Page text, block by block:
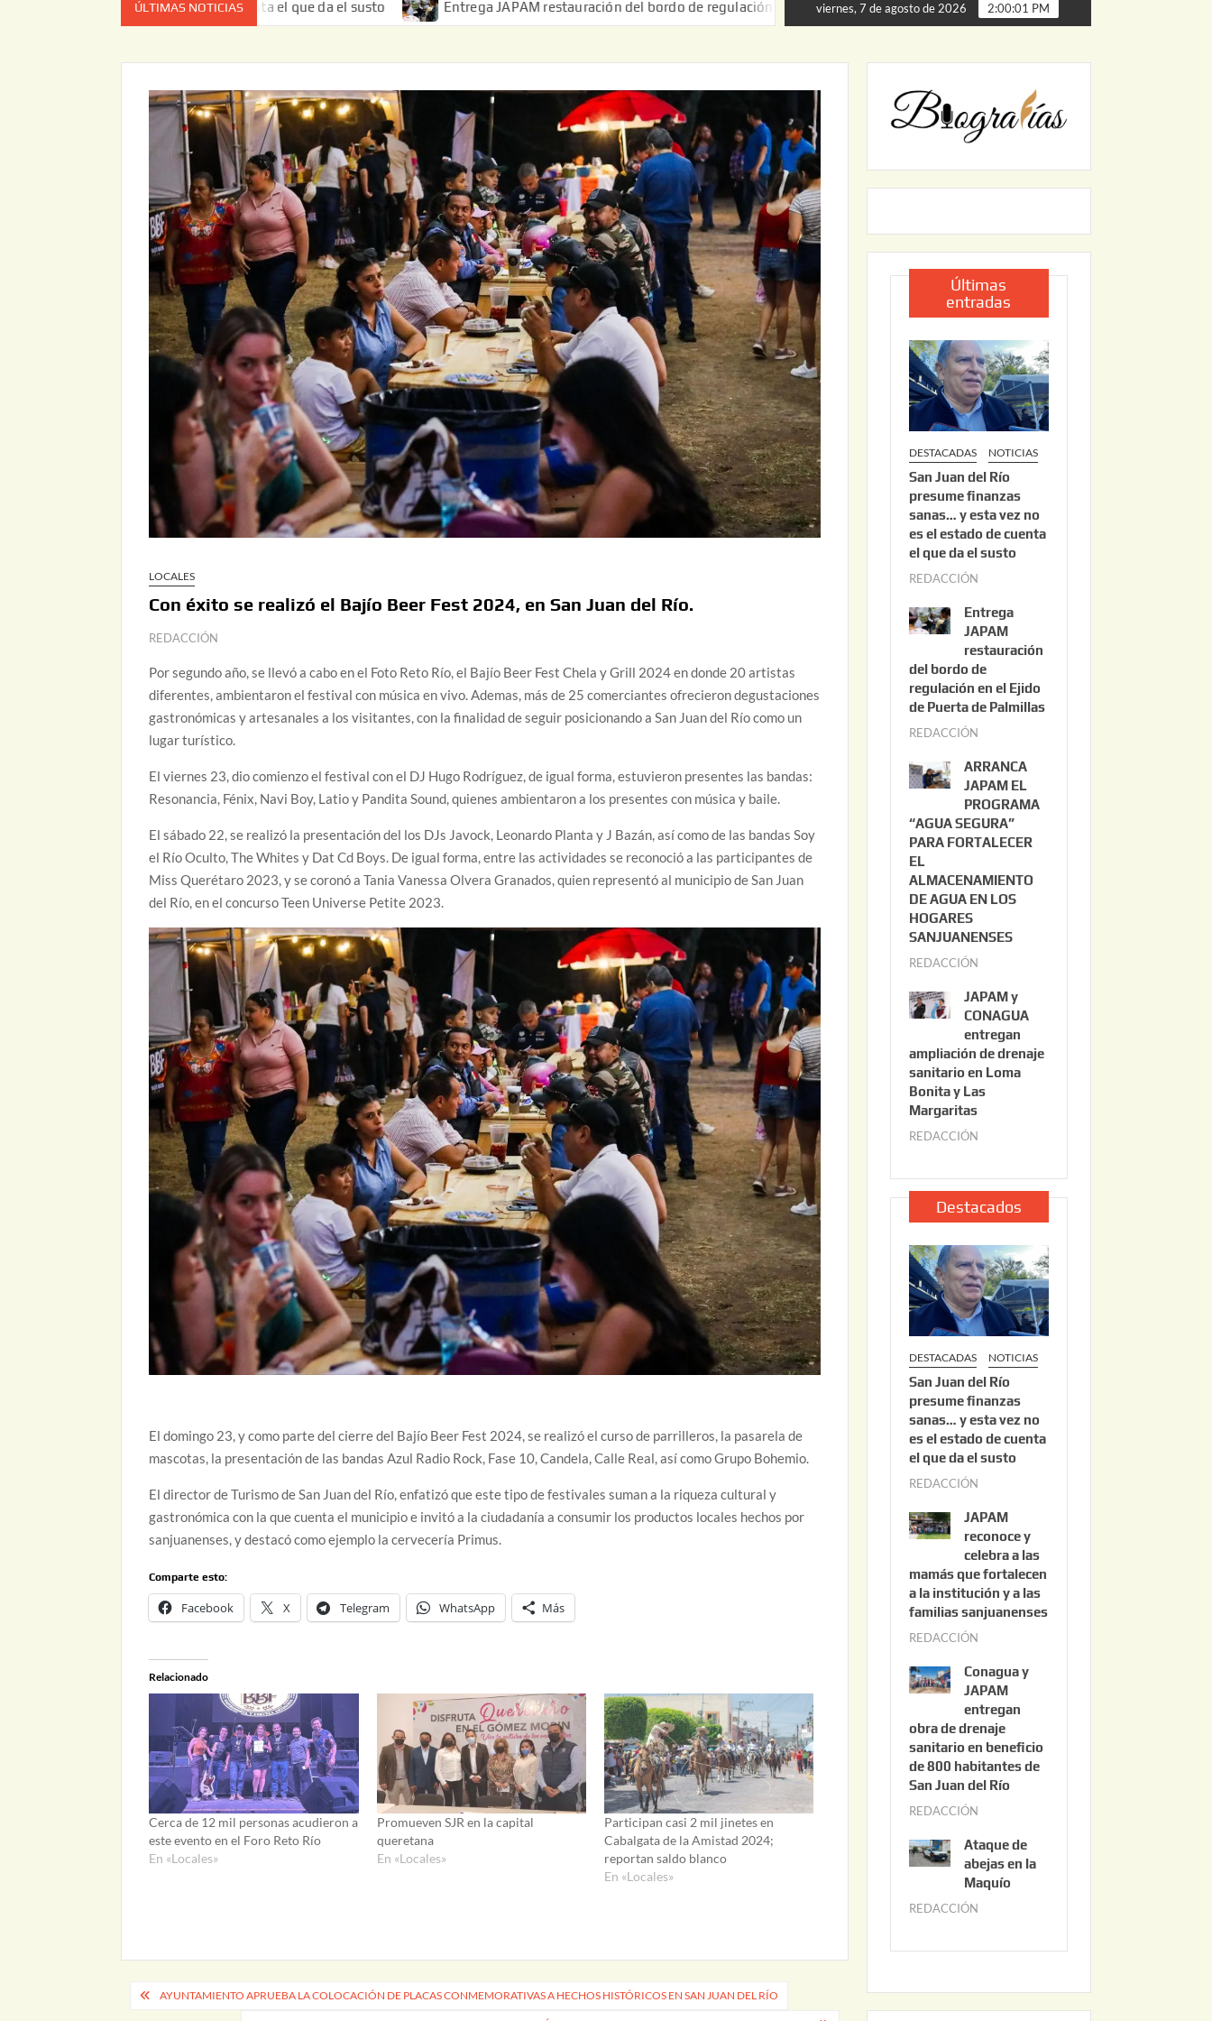
ÚLTIMAS NOTICIAS
no es el estado de cuenta el que da el susto Entrega JAPAM restauración del bordo de regulación en el Ejido de Puerta de Palmillas ARRANCA JAPAM EL PROGRAMA “AGUA
viernes, 7 de agosto de 2026 2:00:02 PM
LOCALES
Con éxito se realizó el Bajío Beer Fest 2024, en San Juan del Río.
REDACCIÓN
Por segundo año, se llevó a cabo en el Foto Reto Río, el Bajío Beer Fest Chela y Grill 2024 en donde 20 artistas
diferentes, ambientaron el festival con música en vivo. Ademas, más de 25 comerciantes ofrecieron degustaciones
gastronómicas y artesanales a los visitantes, con la finalidad de seguir posicionando a San Juan del Río como un
lugar turístico.
El viernes 23, dio comienzo el festival con el DJ Hugo Rodríguez, de igual forma, estuvieron presentes las bandas:
Resonancia, Fénix, Navi Boy, Latio y Pandita Sound, quienes ambientaron a los presentes con música y baile.
El sábado 22, se realizó la presentación del los DJs Javock, Leonardo Planta y J Bazán, así como de las bandas Soy
el Río Oculto, The Whites y Dat Cd Boys. De igual forma, entre las actividades se reconoció a las participantes de
Miss Querétaro 2023, y se coronó a Tania Vanessa Olvera Granados, quien representó al municipio de San Juan
del Río, en el concurso Teen Universe Petite 2023.
El domingo 23, y como parte del cierre del Bajío Beer Fest 2024, se realizó el curso de parrilleros, la pasarela de
mascotas, la presentación de las bandas Azul Radio Rock, Fase 10, Candela, Calle Real, así como Grupo Bohemio.
El director de Turismo de San Juan del Río, enfatizó que este tipo de festivales suman a la riqueza cultural y
gastronómica con la que cuenta el municipio e invitó a la ciudadanía a consumir los productos locales hechos por
sanjuanenses, y destacó como ejemplo la cervecería Primus.
Comparte esto:
Facebook X Telegram WhatsApp Más
Relacionado
Cerca de 12 mil personas acudieron a
este evento en el Foro Reto Río
En «Locales»
Promueven SJR en la capital
queretana
En «Locales»
Participan casi 2 mil jinetes en
Cabalgata de la Amistad 2024;
reportan saldo blanco
En «Locales»
Navegación
AYUNTAMIENTO APRUEBA LA COLOCACIÓN DE PLACAS CONMEMORATIVAS A HECHOS HISTÓRICOS EN SAN JUAN DEL RÍO
Últimas
entradas
DESTACADAS NOTICIAS
San Juan del Río
presume finanzas
sanas… y esta vez no
es el estado de cuenta
el que da el susto
REDACCIÓN
o
s
t
o
3
2
0
2
6
Entrega
JAPAM
restauración
del bordo de
regulación en el Ejido
de Puerta de Palmillas
REDACCIÓN
l
i
o
2
0
ARRANCA
JAPAM EL
PROGRAMA
“AGUA SEGURA”
PARA FORTALECER
EL
ALMACENAMIENTO
DE AGUA EN LOS
HOGARES
SANJUANENSES
REDACCIÓN
l
i
o
2
2
2
6
JAPAM y
CONAGUA
entregan
ampliación de drenaje
sanitario en Loma
Bonita y Las
Margaritas
REDACCIÓN
l
i
o
2
2
,
2
0
2
6
Destacados
DESTACADAS NOTICIAS
San Juan del Río
presume finanzas
sanas… y esta vez no
es el estado de cuenta
el que da el susto
REDACCIÓN
s
t
o
3
0
2
6
JAPAM
reconoce y
celebra a las
mamás que fortalecen
a la institución y a las
familias sanjuanenses
REDACCIÓN
n
i
o
3
0
0
2
6
Conagua y
JAPAM
entregan
obra de drenaje
sanitario en beneficio
de 800 habitantes de
San Juan del Río
REDACCIÓN
n
i
0
2
Ataque de
abejas en la
Maquío
REDACCIÓN
y